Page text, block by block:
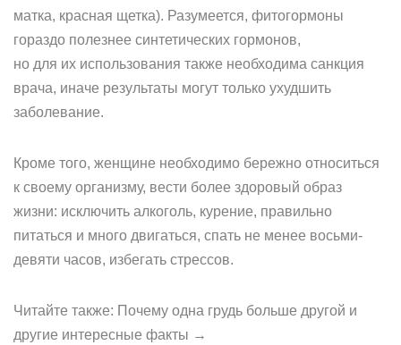
матка, красная щетка). Разумеется, фитогормоны
гораздо полезнее синтетических гормонов,
но для их использования также необходима санкция
врача, иначе результаты могут только ухудшить
заболевание.
Кроме того, женщине необходимо бережно относиться
к своему организму, вести более здоровый образ
жизни: исключить алкоголь, курение, правильно
питаться и много двигаться, спать не менее восьми-
девяти часов, избегать стрессов.
Читайте также: Почему одна грудь больше другой и
другие интересные факты →